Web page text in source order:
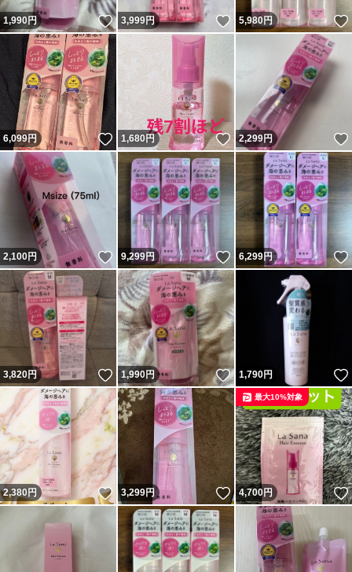
1,990 円 いいね！
3,999円 いいね！
5,980円
6,099円 いいね！
1,680円 いいね！
2,299円
2,100円 いいね！
9,299円 いいね！
6,299円
3,820円 いいね！
1,990円 いいね！
1,790円
2,380円 いいね！
3,299円 いいね！
4,700円
最大10%対象